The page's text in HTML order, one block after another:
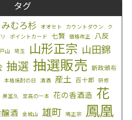
タグ
みむろ杉 オオセト カウントダウン
ク
ポイントカード 七賢 価格改正
八反
山 埼玉 山形正宗 山田錦
抽選 抽選販売 新政頒布
本格焼酎の日 清酒 産土 百十郎 研修
美冨久 至高の一本 花の香酒造 花
酒 金城山 雄町 鳩正宗
鳳凰